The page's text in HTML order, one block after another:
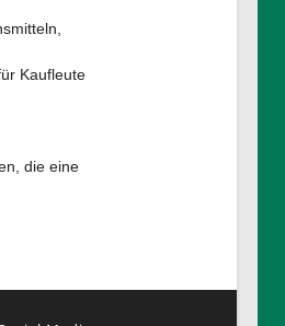
Kaufleute
die eine